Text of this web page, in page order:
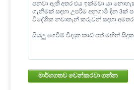
පනවා ඇති අතර එය ඉක්මවා යා
ගැනීමක් සඳහා උපරිම අනුගාමී දින 3ක්
විදේශික නවාතැන් කරුවන් සඳහා
සියලු ගෙවීම් විද්‍යුත කාඩ් පත් මඟින්
මාර්ගගතව වෙන්කරවා ගන්න